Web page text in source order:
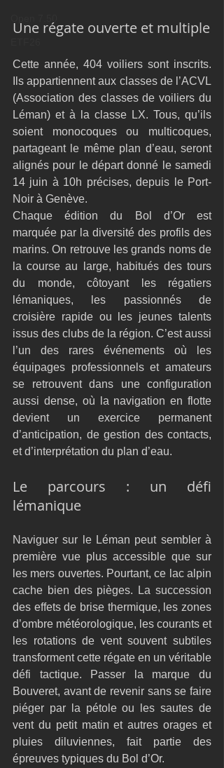
Une régate ouverte et multiple
Cette année, 404 voiliers sont inscrits.
Ils appartiennent aux classes de l’ACVL
(Association des classes de voiliers du
Léman) et à la classe LX. Tous, qu’ils
soient monocoques ou multicoques,
partageant le même plan d’eau, seront
alignés pour le départ donné le samedi
14 juin à 10h précises, depuis le Port-
Noir à Genève.
Chaque édition du Bol d’Or est
marquée par la diversité des profils des
marins. On retrouve les grands noms de
la course au large, habitués des tours
du monde, côtoyant les régatiers
lémaniques, les passionnés de
croisière rapide ou les jeunes talents
issus des clubs de la région. C’est aussi
l’un des rares événements où les
équipages professionnels et amateurs
se retrouvent dans une configuration
aussi dense, où la navigation en flotte
devient un exercice permanent
d’anticipation, de gestion des contacts,
et d’interprétation du plan d’eau.
Le parcours : un défi
lémanique
Naviguer sur le Léman peut sembler à
première vue plus accessible que sur
les mers ouvertes. Pourtant, ce lac alpin
cache bien des pièges. La succession
des effets de brise thermique, les zones
d’ombre météorologique, les courants et
les rotations de vent souvent subtiles
transforment cette régate en un véritable
défi tactique. Passer la marque du
Bouveret, avant de revenir sans se faire
piéger par la pétole ou les sautes de
vent du petit matin et autres orages et
pluies diluviennes, fait partie des
épreuves typiques du Bol d’Or.